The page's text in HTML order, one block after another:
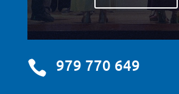
 979 770 649